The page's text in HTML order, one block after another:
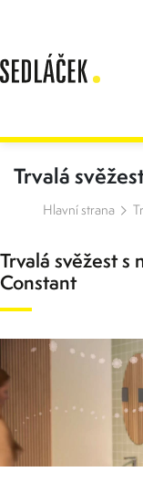
Trvalá
Hlavní strana
Trvalá svěžest s
Constant